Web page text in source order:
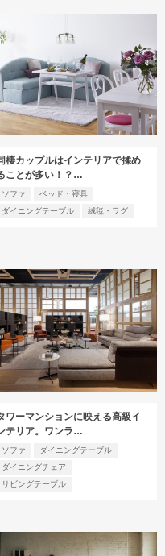
棲カップルはインテリアで揉め
ことが多い！？…
ソファ
ベッド・寝具
ダイニングテーブル
絨毯・ラグ
ワーマンションに映える高級イ
テリア。ワンラ…
ソファ
ダイニングテーブル
ダイニングチェア
リビングテーブル